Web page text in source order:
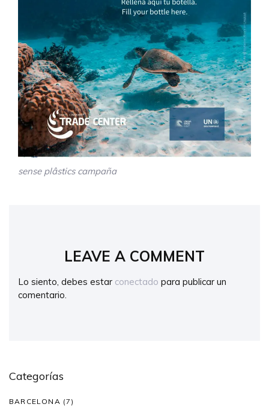
sense plâstics campaña
LEAVE A COMMENT
Lo siento, debes estar conectado para publicar un
comentario.
Categorías
BARCELONA (7)